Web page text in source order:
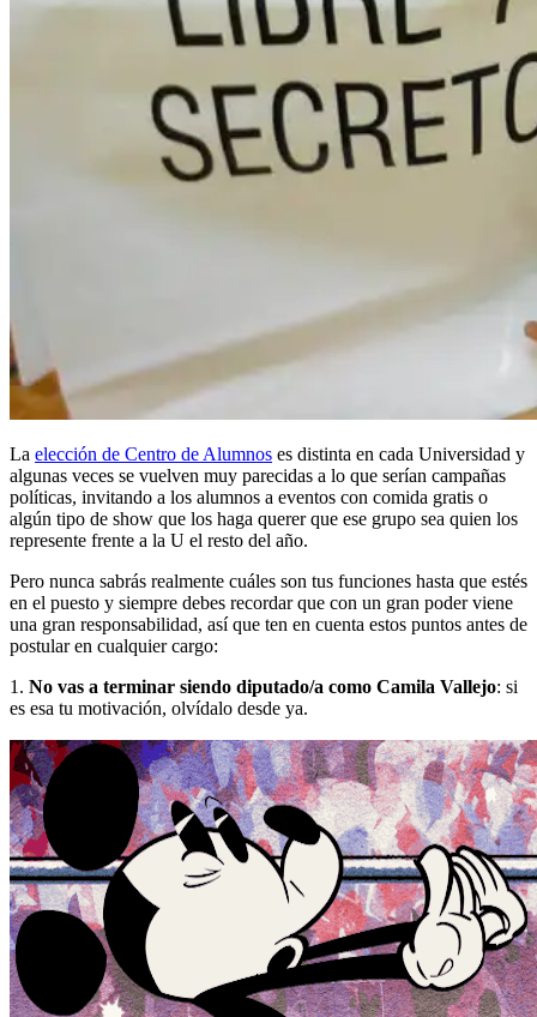
La elección de Centro de Alumnos es distinta en cada Universidad y
algunas veces se vuelven muy parecidas a lo que serían campañas
políticas, invitando a los alumnos a eventos con comida gratis o
algún tipo de show que los haga querer que ese grupo sea quien los
represente frente a la U el resto del año.
Pero nunca sabrás realmente cuáles son tus funciones hasta que estés
en el puesto y siempre debes recordar que con un gran poder viene
una gran responsabilidad, así que ten en cuenta estos puntos antes de
postular en cualquier cargo:
1. No vas a terminar siendo diputado/a como Camila Vallejo: si
es esa tu motivación, olvídalo desde ya.